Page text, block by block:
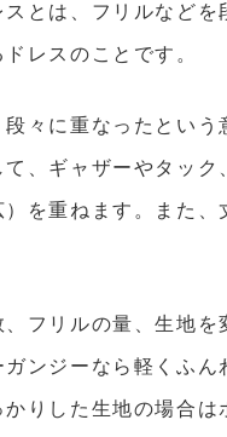
スとは、フリルなど
レスのことです。
々に重なったとい
、ギャザーやタッ
）を重ねます。また
フリルの量、生地を
ンジーなら軽くふん
りした生地の場合